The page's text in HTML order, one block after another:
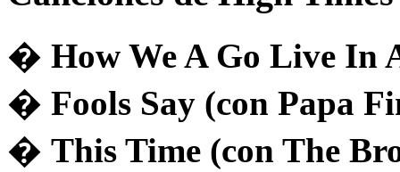
� How We A Go Live In
� Fools Say (con Papa
� This Time (con The